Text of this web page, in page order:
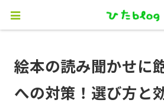
絵本の読み聞かせに
への対策！選び方と